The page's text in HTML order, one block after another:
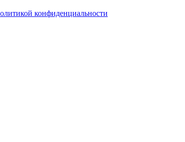
конфиденциальности